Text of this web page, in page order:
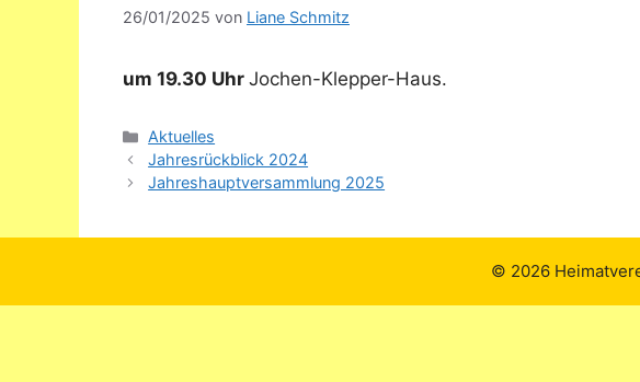
26/01/2025 von Liane Schmitz
um 19.30 Uhr Jochen-Klepper-Haus.
Kategorien
Aktuelles
Jahresrückblick 2024
Jahreshauptversammlung 2025
© 2026